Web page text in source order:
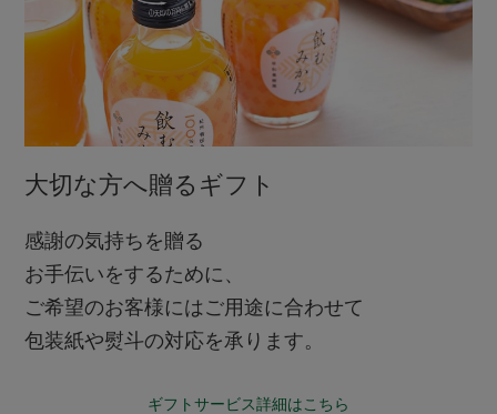
大切な方へ贈るギフト
感謝の気持ちを贈る
お手伝いをするために、
ご希望のお客様にはご用途に合わせて
包装紙や熨斗の対応を承ります。
ギフトサービス詳細はこちら